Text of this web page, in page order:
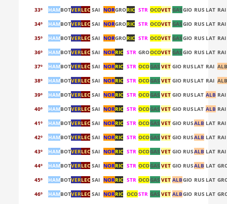
33º
HAMBOTVERLEC SAI NORGRORIC STR OCOVET GASGIO RUS LAT RAI
34º
HAMBOTVERLEC SAI NORGRORIC STR OCOVET GASGIO RUS LAT RAI
35º
HAMBOTVERLEC SAI NORGRORIC STR OCOVET GASGIO RUS LAT RAI
36º
HAMBOTVERLEC SAI NORRIC STR GROOCOVET GASGIO RUS LAT RAI
37º
HAMBOTVERLEC SAI NORRIC STR OCOGAS VET GIO RUS LAT RAI
38º
HAMBOTVERLEC SAI NORRIC STR OCOGAS VET GIO RUS LAT RAI
39º
HAMBOTVERLEC SAI NORRIC STR OCOGAS VET GIO RUS LAT ALB RAI
40º
HAMBOTVERLEC SAI NORRIC STR OCOGAS VET GIO RUS LAT ALB RAI
41º
HAMBOTVERLEC SAI NORRIC STR OCOGAS VET GIO RUSALB LAT RAI
42º
HAMBOTVERLEC SAI NORRIC STR OCOGAS VET GIO RUSALB LAT RAI
43º
HAMBOTVERLEC SAI NORRIC STR OCOGAS VET GIO RUSALB LAT RAI
44º
HAMBOTVERLEC SAI NORRIC STR OCOGAS VET GIO RUSALB LAT
45º
HAMBOTVERLEC SAI NORRIC STR OCOGAS VET ALBGIO RUS LAT
46º
HAMBOTVERLEC SAI NORRIC OCOSTR GAS VET ALBGIO RUS LAT